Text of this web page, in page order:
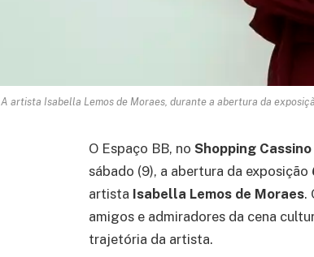
A artista Isabella Lemos de Moraes, durante a abertura da
O Espaço BB, no Shopping
sábado (9), a abertura da exposição
artista Isabella Lemos de Moraes.
amigos e admiradores da cena
trajetória da artista.